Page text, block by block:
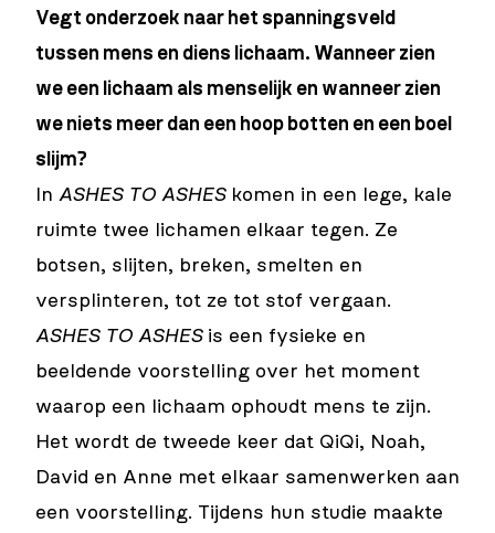
Vegt onderzoek naar het spanningsveld
tussen mens en diens lichaam. Wanneer zien
we een lichaam als menselijk en wanneer zien
we niets meer dan een hoop botten en een boel
slijm?
In ASHES TO ASHESkomen in een lege, kale
ruimte twee lichamen elkaar tegen. Ze
botsen, slijten, breken, smelten en
versplinteren, tot ze tot stof vergaan.
ASHES TO ASHESis een fysieke en
beeldende voorstelling over het moment
waarop een lichaam ophoudt mens te zijn.
Het wordt de tweede keer dat QiQi, Noah,
David en Anne met elkaar samenwerken aan
een voorstelling. Tijdens hun studie maakte